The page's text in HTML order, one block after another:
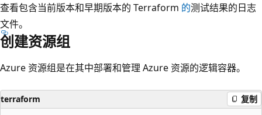
查看包含当前版本和早期版本的 Terraform 的测试结果的日志
文件。
创建资源组
Azure 资源组是在其中部署和管理 Azure 资源的逻辑容器。
terraform 复制